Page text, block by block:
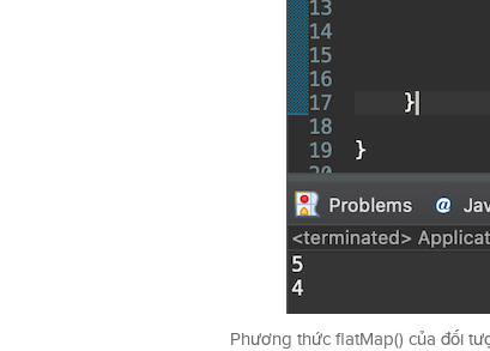
Phương thức flatMap() của đối